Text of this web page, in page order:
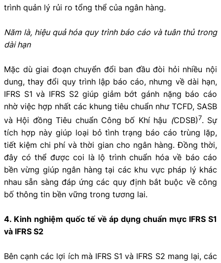
trình quản lý rủi ro tổng thể của ngân hàng.
Năm là, hiệu quả hóa quy trình báo cáo và tuân thủ trong
dài hạn
Mặc dù giai đoạn chuyển đổi ban đầu đòi hỏi nhiều nội
dung, thay đổi quy trình lập báo cáo, nhưng về dài hạn,
IFRS S1 và IFRS S2 giúp giảm bớt gánh nặng báo cáo
nhờ việc hợp nhất các khung tiêu chuẩn như TCFD, SASB
và Hội đồng Tiêu chuẩn Công bố Khí hậu (CDSB)7. Sự
tích hợp này giúp loại bỏ tình trạng báo cáo trùng lặp,
tiết kiệm chi phí và thời gian cho ngân hàng. Đồng thời,
đây có thể được coi là lộ trình chuẩn hóa về báo cáo
bền vừng giúp ngân hàng tại các khu vực pháp lý khác
nhau sẵn sàng đáp ứng các quy định bắt buộc về công
bố thông tin bền vững trong tương lai.
4. Kinh nghiệm quốc tế về áp dụng chuẩn mực IFRS S1
và IFRS S2
Bên cạnh các lợi ích mà IFRS S1 và IFRS S2 mang lại, các